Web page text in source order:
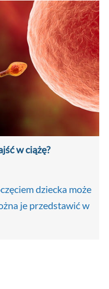
w ciążę?
dziecka może
je przedstawić w